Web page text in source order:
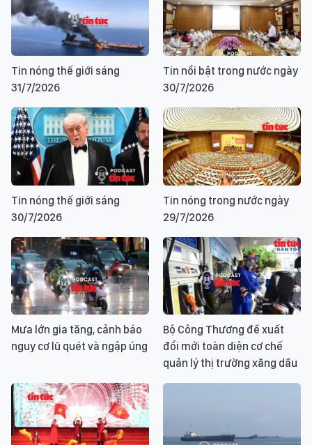
Tin nóng thế giới sáng
31/7/2026
Tin nổi bật trong nước ngày
30/7/2026
Tin nóng thế giới sáng
30/7/2026
Tin nóng trong nước ngày
29/7/2026
Mưa lớn gia tăng, cảnh báo
nguy cơ lũ quét và ngập úng
Bộ Công Thương đề xuất
đổi mới toàn diện cơ chế
quản lý thị trường xăng dầu